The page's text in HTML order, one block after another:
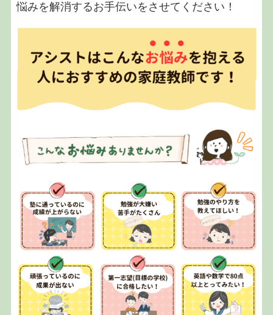
悩みを解消するお手伝いをさせてください！